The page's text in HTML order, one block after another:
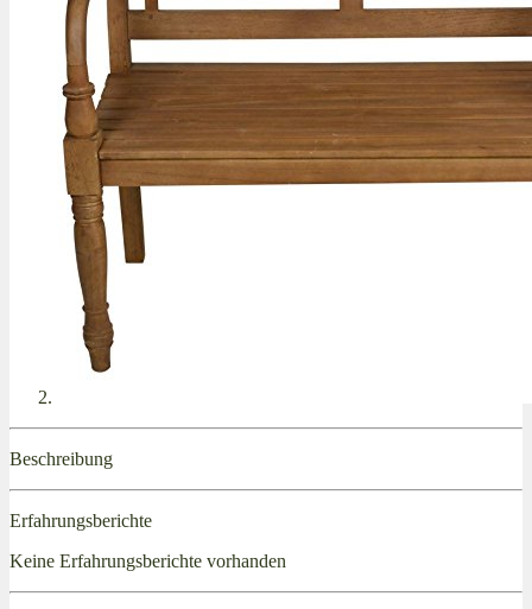
Beschreibung
Erfahrungsberichte
Keine Erfahrungsberichte vorhanden